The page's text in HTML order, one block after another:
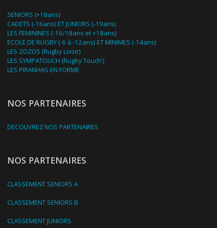
SENIORS (+18ans)
CADETS (-16ans) ET JUNIORS (-19ans)
LES FEMININES (-16/18ans et +18ans)
ECOLE DE RUGBY (-6 à -12ans) ET MINIMES (-14ans)
LES ZOZOS (Rugby Loisir)
LES SYMPATOUCH (Rugby Touch')
LES PIRANHAS EN FORME
NOS PARTENAIRES
DECOUVREZ NOS PARTENAIRES
NOS PARTENAIRES
CLASSEMENT SENIORS A
CLASSEMENT SENIORS B
CLASSEMENT JUNIORS